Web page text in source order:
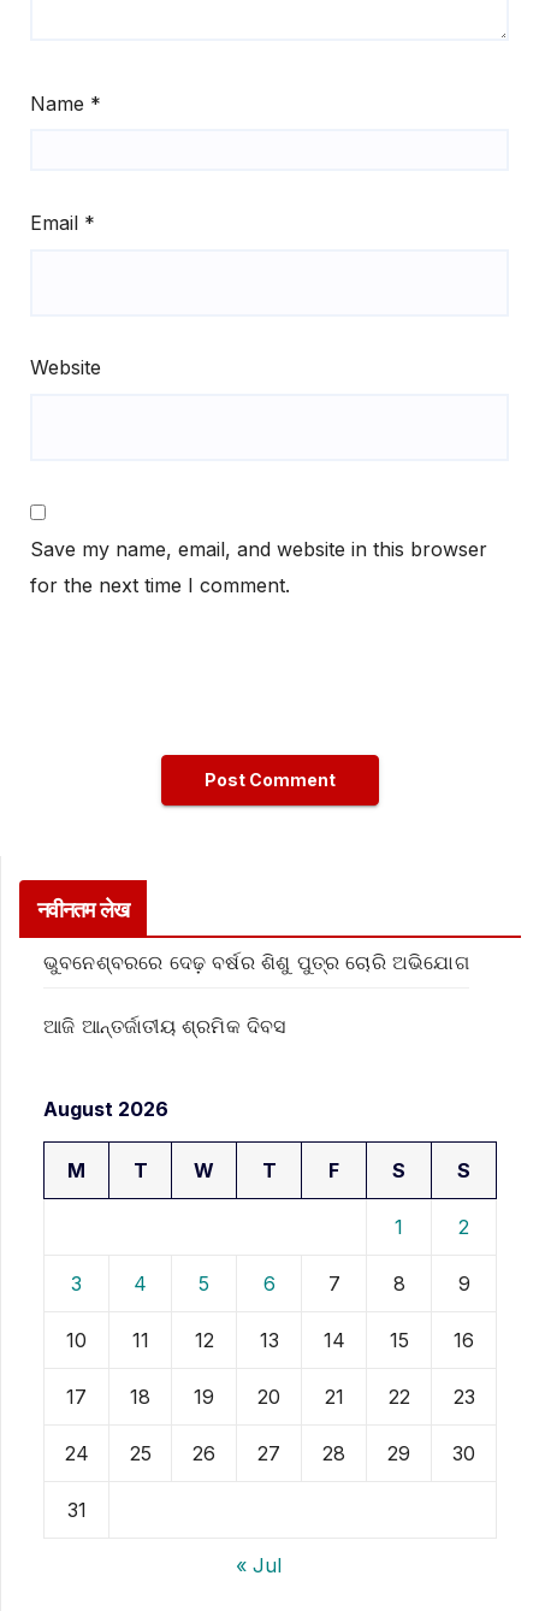
Name *
Email *
Website
Save my name, email, and website in this browser
for the next time I comment.
नवीनतम लेख
ଭୁବନେଶ୍ବରରେ ଦେଢ଼ ବର୍ଷର ଶିଶୁ ପୁତ୍ର ଚୋରି ଅଭିଯୋଗ
ଆଜି ଆନ୍ତର୍ଜାତୀୟ ଶ୍ରମିକ ଦିବସ
August 2026
M T W T F S S
1 2
3 4 5 6 7 8 9
10 11 12 13 14 15 16
17 18 19 20 21 22 23
24 25 26 27 28 29 30
31
« Jul